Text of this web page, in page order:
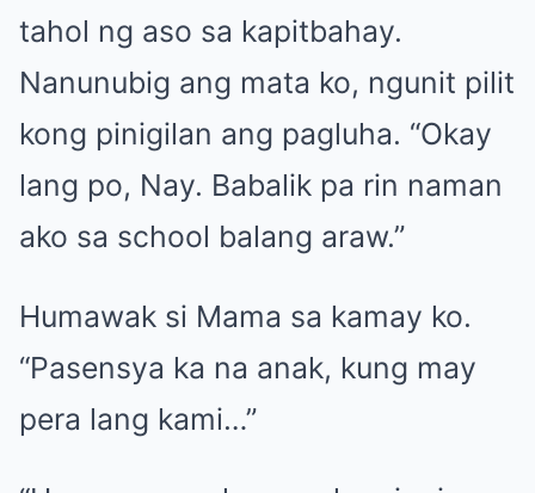
tahol ng aso sa kapitbahay.
Nanunubig ang mata ko, ngunit pilit
kong pinigilan ang pagluha. “Okay
lang po, Nay. Babalik pa rin naman
ako sa school balang araw.”
Humawak si Mama sa kamay ko.
“Pasensya ka na anak, kung may
pera lang kami…”